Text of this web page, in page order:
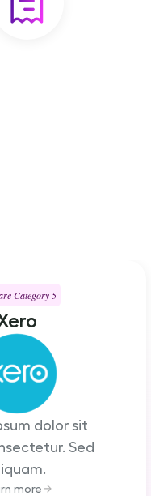
Category 5
dolor sit
Sed
more